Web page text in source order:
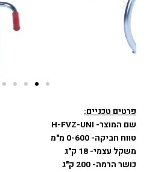
פרטים טכניים:
שם המוצר- H-FVZ-UNI
טווח חביקה- 0-600 מ"מ
משקל עצמי- 18 ק"ג
כושר הרמה- 200 ק"ג